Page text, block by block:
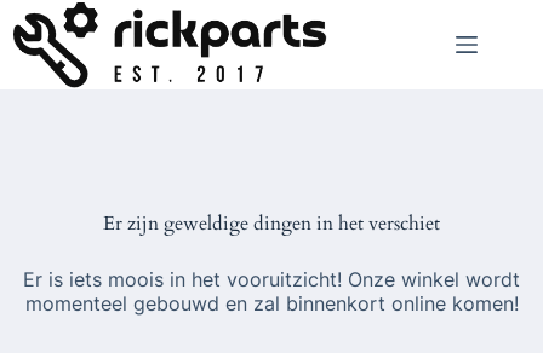
naar
de
inhoud
Er zijn geweldige dingen in het verschiet
Er is iets moois in het vooruitzicht! Onze winkel wordt
momenteel gebouwd en zal binnenkort online komen!